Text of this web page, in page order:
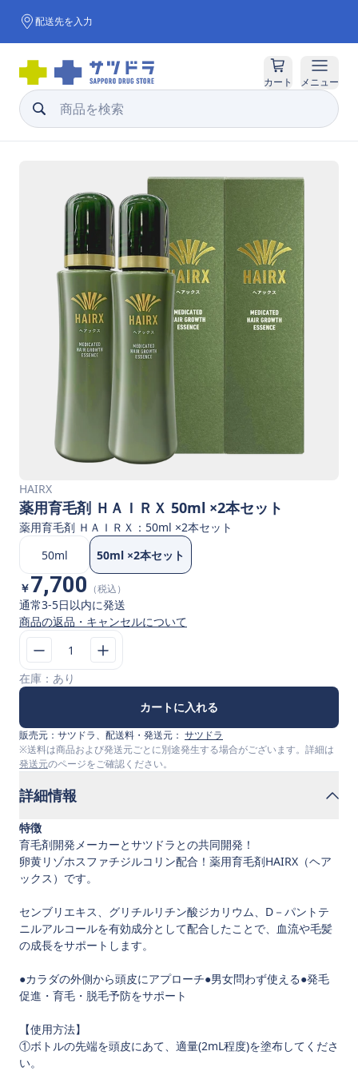
配送先を入力
カート メニュー
HAIRX
薬用育毛剤 ＨＡＩＲＸ 50ml ×2本セット
薬用育毛剤 ＨＡＩＲＸ ： 50ml ×2本セット
50ml
50ml ×2本セット
￥7,700 （税込）
通常3-5日以内に発送
商品の返品・キャンセルについて
1
在庫： あり
カートに入れる
販売元： サツドラ、配送料・発送元： サツドラ
※送料は商品および発送元ごとに別途発生する場合がございます。詳細は
発送元のページをご確認ください。
詳細情報
特徴
育毛剤開発メーカーとサツドラとの共同開発！
卵黄リゾホスファチジルコリン配合！薬用育毛剤HAIRX（ヘア
ックス）です。
センブリエキス、グリチルリチン酸ジカリウム、D－パントテ
ニルアルコールを有効成分として配合したことで、血流や毛髪
の成長をサポートします。
●カラダの外側から頭皮にアプローチ●男女問わず使える●発毛
促進・育毛・脱毛予防をサポート
【使用方法】
①ボトルの先端を頭皮にあて、適量(2mL程度)を塗布してくださ
い。